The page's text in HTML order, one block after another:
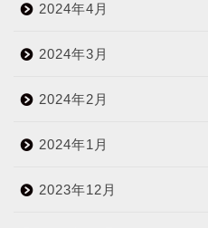
2024年4月
2024年3月
2024年2月
2024年1月
2023年12月